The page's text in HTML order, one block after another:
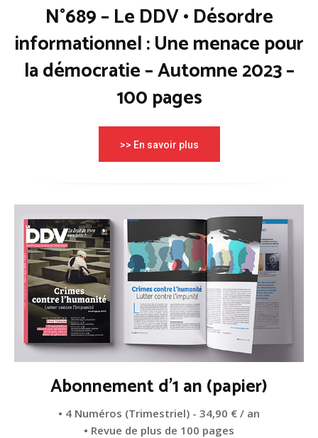
N°689 – Le DDV • Désordre
informationnel : Une menace pour
la démocratie – Automne 2023 –
100 pages
>> En savoir plus
Abonnement d'1 an (papier)
• 4 Numéros (Trimestriel) - 34,90 € / an
• Revue de plus de 100 pages